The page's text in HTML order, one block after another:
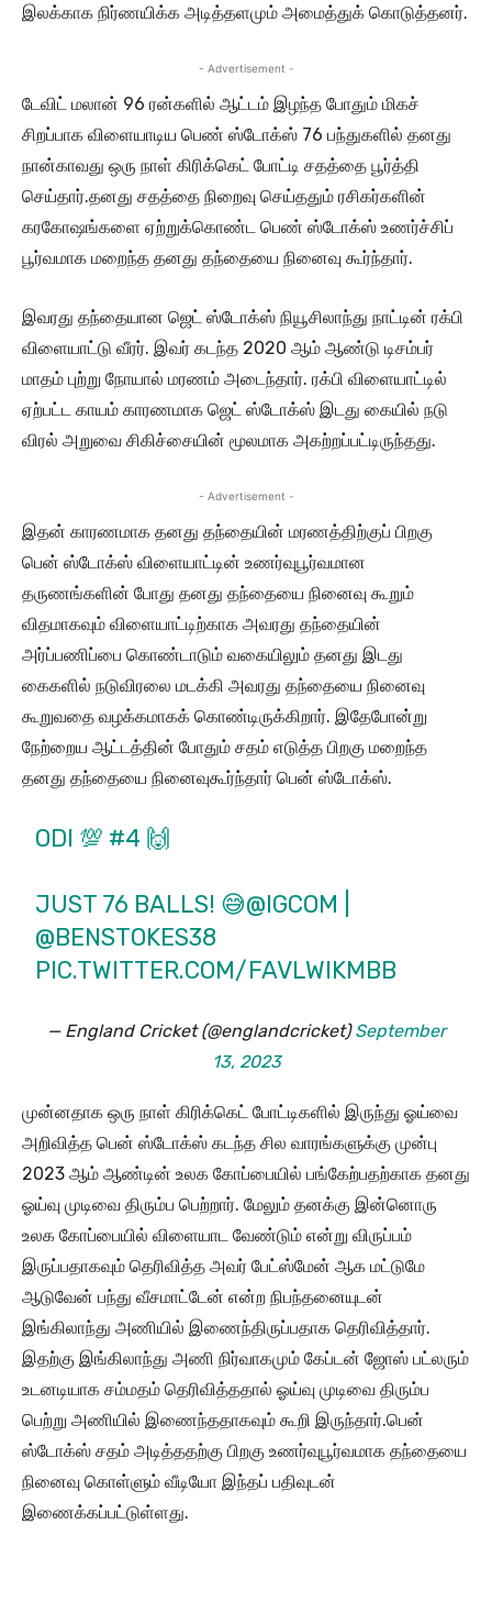
இலக்காக நிர்ணயிக்க அடித்தளமும் அமைத்துக் கொடுத்தனர்.
- Advertisement -
டேவிட் மலான் 96 ரன்களில் ஆட்டம் இழந்த போதும் மிகச்
சிறப்பாக விளையாடிய பெண் ஸ்டோக்ஸ் 76 பந்துகளில் தனது
நான்காவது ஒரு நாள் கிரிக்கெட் போட்டி சதத்தை பூர்த்தி
செய்தார்.தனது சதத்தை நிறைவு செய்ததும் ரசிகர்களின்
கரகோஷங்களை ஏற்றுக்கொண்ட பெண் ஸ்டோக்ஸ் உணர்ச்சிப்
பூர்வமாக மறைந்த தனது தந்தையை நினைவு கூர்ந்தார்.
இவரது தந்தையான ஜெட் ஸ்டோக்ஸ் நியூசிலாந்து நாட்டின் ரக்பி
விளையாட்டு வீரர். இவர் கடந்த 2020 ஆம் ஆண்டு டிசம்பர்
மாதம் புற்று நோயால் மரணம் அடைந்தார். ரக்பி விளையாட்டில்
ஏற்பட்ட காயம் காரணமாக ஜெட் ஸ்டோக்ஸ் இடது கையில் நடு
விரல் அறுவை சிகிச்சையின் மூலமாக அகற்றப்பட்டிருந்தது.
- Advertisement -
இதன் காரணமாக தனது தந்தையின் மரணத்திற்குப் பிறகு
பென் ஸ்டோக்ஸ் விளையாட்டின் உணர்வுபூர்வமான
தருணங்களின் போது தனது தந்தையை நினைவு கூறும்
விதமாகவும் விளையாட்டிற்காக அவரது தந்தையின்
அர்ப்பணிப்பை கொண்டாடும் வகையிலும் தனது இடது
கைகளில் நடுவிரலை மடக்கி அவரது தந்தையை நினைவு
கூறுவதை வழக்கமாகக் கொண்டிருக்கிறார். இதேபோன்று
நேற்றைய ஆட்டத்தின் போதும் சதம் எடுத்த பிறகு மறைந்த
தனது தந்தையை நினைவுகூர்ந்தார் பென் ஸ்டோக்ஸ்.
ODI 💯 #4 🙌
JUST 76 BALLS! 😅@IGCOM
@BENSTOKES38
PIC.TWITTER.COM/FAVLWIKMBB
— England Cricket (@englandcricket)September
13, 2023
முன்னதாக ஒரு நாள் கிரிக்கெட் போட்டிகளில் இருந்து ஓய்வை
அறிவித்த பென் ஸ்டோக்ஸ் கடந்த சில வாரங்களுக்கு முன்பு
2023 ஆம் ஆண்டின் உலக கோப்பையில் பங்கேற்பதற்காக தனது
ஓய்வு முடிவை திரும்ப பெற்றார். மேலும் தனக்கு இன்னொரு
உலக கோப்பையில் விளையாட வேண்டும் என்று விருப்பம்
இருப்பதாகவும் தெரிவித்த அவர் பேட்ஸ்மேன் ஆக மட்டுமே
ஆடுவேன் பந்து வீசமாட்டேன் என்ற நிபந்தனையுடன்
இங்கிலாந்து அணியில் இணைந்திருப்பதாக தெரிவித்தார்.
இதற்கு இங்கிலாந்து அணி நிர்வாகமும் கேப்டன் ஜோஸ் பட்லரும்
உடனடியாக சம்மதம் தெரிவித்ததால் ஓய்வு முடிவை திரும்ப
பெற்று அணியில் இணைந்ததாகவும் கூறி இருந்தார்.பென்
ஸ்டோக்ஸ் சதம் அடித்ததற்கு பிறகு உணர்வுபூர்வமாக தந்தையை
நினைவு கொள்ளும் வீடியோ இந்தப் பதிவுடன்
இணைக்கப்பட்டுள்ளது.